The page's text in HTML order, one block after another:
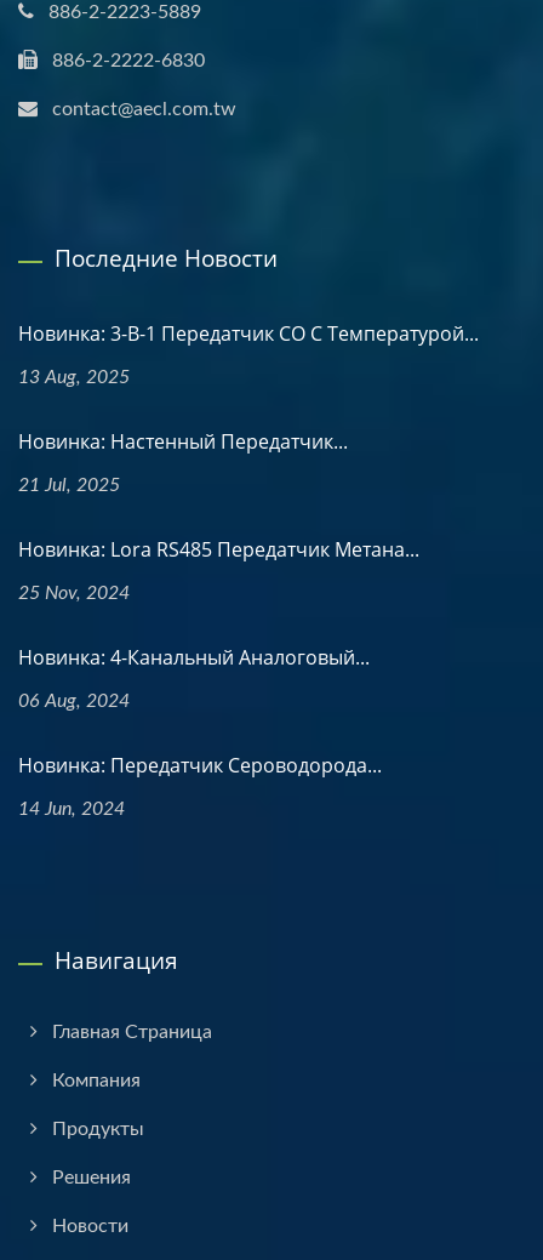
886-2-2223-5889
886-2-2222-6830
contact@aecl.com.tw
Последние Новости
Новинка: 3-В-1 Передатчик CO С Температурой...
13 Aug, 2025
Новинка: Настенный Передатчик...
21 Jul, 2025
Новинка: Lora RS485 Передатчик Метана...
25 Nov, 2024
Новинка: 4-Канальный Аналоговый...
06 Aug, 2024
Новинка: Передатчик Сероводорода...
14 Jun, 2024
Навигация
Главная Страница
Компания
Продукты
Решения
Новости